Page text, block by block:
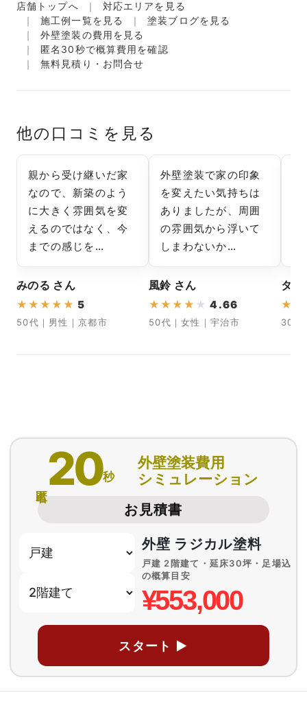
店舗トップへ
対応エリアを見る
施工例一覧を見る
塗装ブログを見る
外壁塗装の費用を見る
匿名30秒で概算費用を確認
無料見積り・お問合せ
他の口コミを見る
親から受け継いだ家
なので、新築のよう
に大きく雰囲気を変
えるのではなく、今
までの感じを…
みのる さん
★ ★ ★ ★ ★ 5
50代｜男性｜京都市
外壁塗装で家の印象
を変えたい気持ちは
ありましたが、周囲
の雰囲気から浮いて
しまわないか…
風鈴 さん
★ ★ ★ ★ ★ 4.66
50代｜女性｜宇治市
タイ
★
30代
20秒
外壁塗装費用
シミュレーション
お見積書
外壁 ラジカル塗料
戸建 2階建て・延床30坪・足場込
の概算目安
¥553,000
スタート ▶